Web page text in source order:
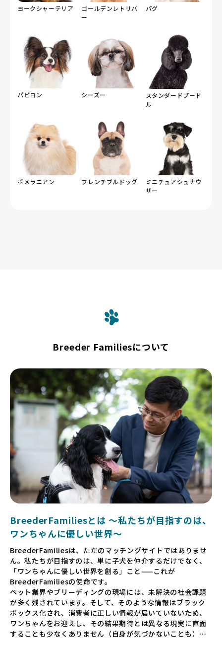
ヨークシャーテリア
ゴールデンレトリバ
ー
パグ
パピヨン シーズー
スタンダードプード
ル
ポメラニアン フレンチブルドッグ
ミニチュアシュナウ
ザー
Breeder Familiesについて
BreederFamiliesとは 〜私たちが目指すのは、
ワンちゃんに優しい世界〜
BreederFamiliesは、ただのマッチングサイトではありませ
ん。私たちが目指すのは、単に子犬を仲介するだけでなく、
「ワンちゃんに優しい世界を創る」こと——これが
BreederFamiliesの使命です。
ペット業界やブリーディングの現場には、未解決の社会課題
が多く残されています。そして、そのような情報はブラック
ボックス化され、消費者に正しい情報が届いていないため、
ワンちゃんをお迎えし、その結果期待とは異なる現実に直面
することも少なくありません（自身が気づかないことも）。